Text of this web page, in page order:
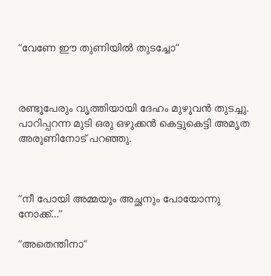
“വേണേ ഈ തുണിയിൽ തുടച്ചോ”
രണ്ടുപേരും വൃത്തിയായി ദേഹം മുഴുവൻ തുടച്ചു.
പാറിപ്പറന്ന മുടി ഒരു ഒഴുക്കൻ കെട്ടുകെട്ടി അമൃത
അരുണിനോട് പറഞ്ഞു.
“നീ പോയി അമ്മയും അച്ഛനും പോയോന്നു
നോക്ക്…”
“അതെന്തിനാ”